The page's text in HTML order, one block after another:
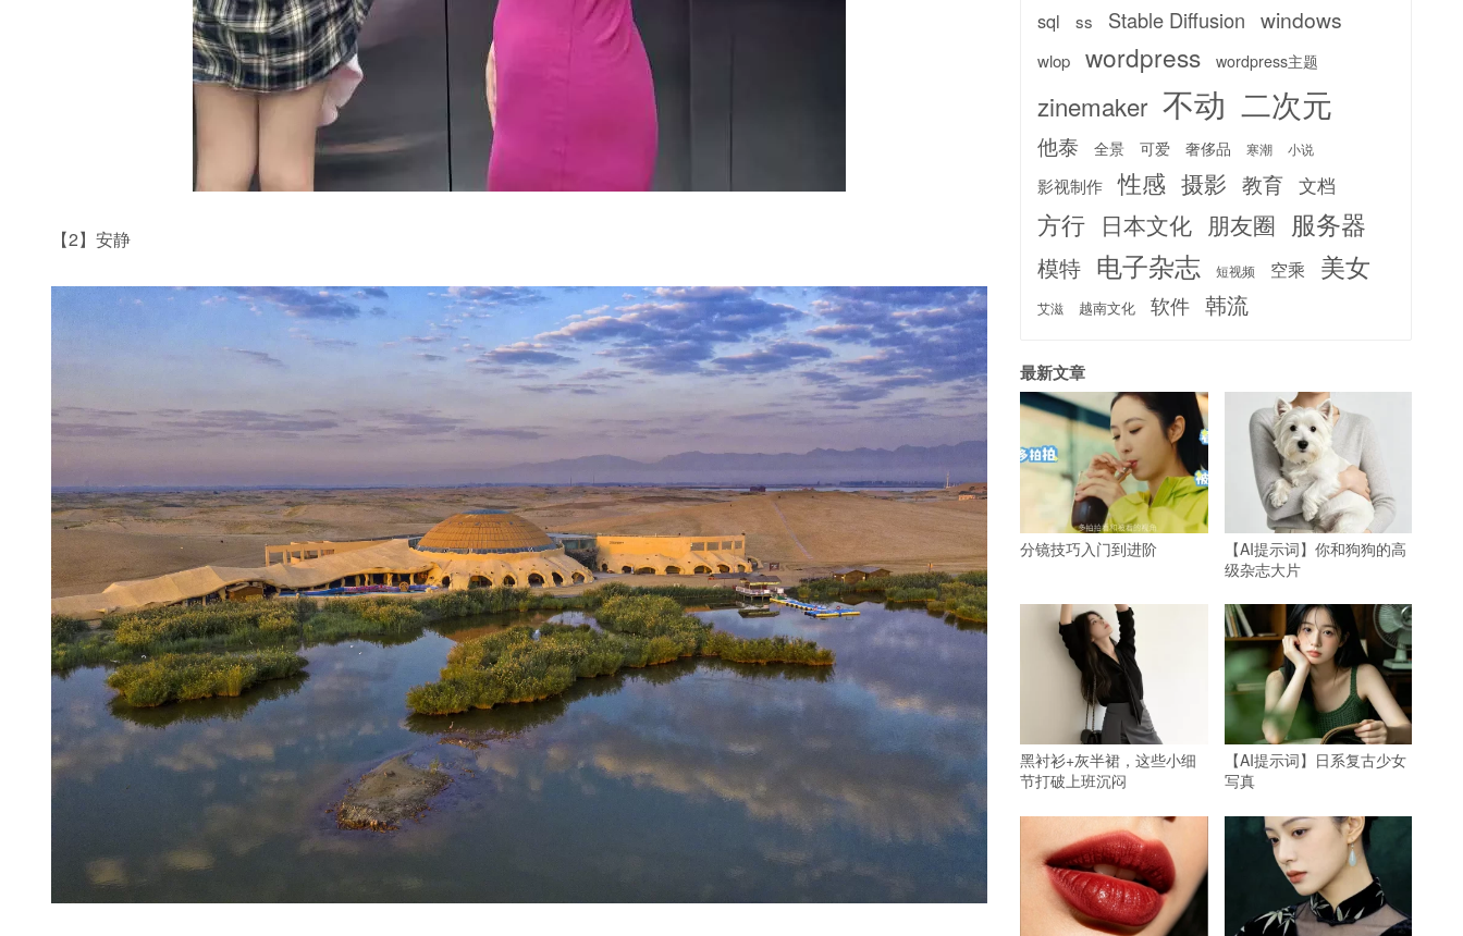
【2】安静
sql ss Stable Diffusion windows
wlop wordpress wordpress主题
zinemaker 不动 二次元
他泰 全景 可爱 奢侈品 寒潮 小说
影视制作 性感 摄影 教育 文档
方行 日本文化 朋友圈 服务器
模特 电子杂志 短视频 空乘 美女
艾滋 越南文化 软件 韩流
最新文章
分镜技巧入门到进阶
【AI提示词】你和狗狗的高
级杂志大片
黑衬衫+灰半裙，这些小细
节打破上班沉闷
【AI提示词】日系复古少女
写真